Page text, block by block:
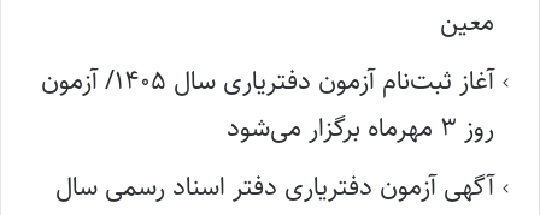
معین
آغاز ثبت‌نام آزمون دفتریاری سال ۱۴۰۵/ آزمون
روز ۳ مهرماه برگزار می‌شود
آگهی آزمون دفتریاری دفتر اسناد رسمی سال